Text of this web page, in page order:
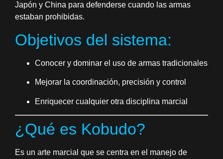
Japón y China para defenderse cuando las armas
estaban prohibidas.
Objetivos del sistema:
Conocer y dominar el uso de armas tradicionales
Mejorar la coordinación, precisión y control
Enriquecer cualquier otra disciplina marcial
¿Qué es Kobudo?
Es un arte marcial que se centra en el manejo de